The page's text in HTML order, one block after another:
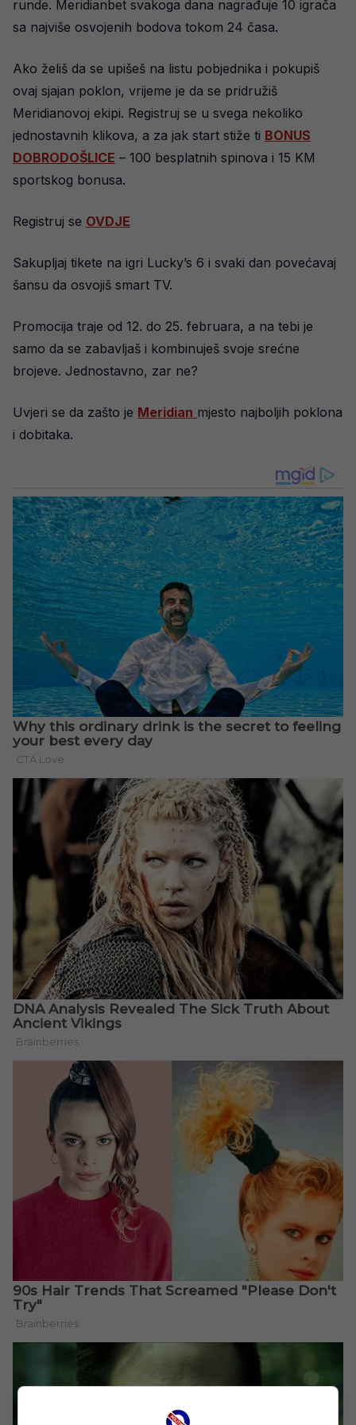
runde. Meridianbet svakoga dana nagrađuje 10 igrača
sa najviše osvojenih bodova tokom 24 časa.
Ako želiš da se upišeš na listu pobjednika i pokupiš
ovaj sjajan poklon, vrijeme je da se pridružiš
Meridianovoj ekipi. Registruj se u svega nekoliko
jednostavnih klikova, a za jak start stiže ti BONUS
DOBRODOŠLICE – 100 besplatnih spinova i 15 KM
sportskog bonusa.
Registruj se OVDJE
Sakupljaj tikete na igri Lucky’s 6 i svaki dan povećavaj
šansu da osvojiš smart TV.
Promocija traje od 12. do 25. februara, a na tebi je
samo da se zabavljaš i kombinuješ svoje srećne
brojeve. Jednostavno, zar ne?
Uvjeri se da zašto je Meridian mjesto najboljih poklona
i dobitaka.